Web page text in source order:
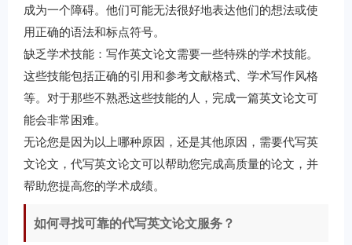
成为一个障碍。他们可能无法很好地表达他们的想法或使
用正确的语法和标点符号。
缺乏学术技能：写作英文论文需要一些特殊的学术技能。
这些技能包括正确的引用和参考文献格式、学术写作风格
等。对于那些不熟悉这些技能的人，完成一篇英文论文可
能会非常困难。
无论您是因为以上哪种原因，还是其他原因，需要代写英
文论文，代写英文论文可以帮助您完成高质量的论文，并
帮助您提高您的学术成绩。
如何寻找可靠的代写英文论文服务？